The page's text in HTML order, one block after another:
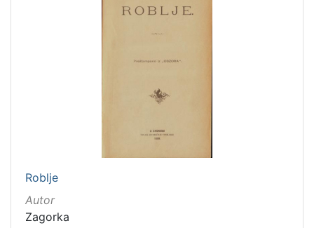
Zbirka
Roblje
Autor
Zagorka